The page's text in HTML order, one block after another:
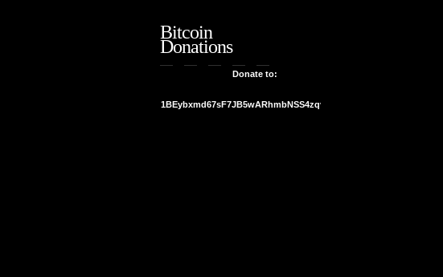
Bitcoin
Donations
Donate to:
1BEybxmd67sF7JB5wARhmbNSS4zqvuJ2te